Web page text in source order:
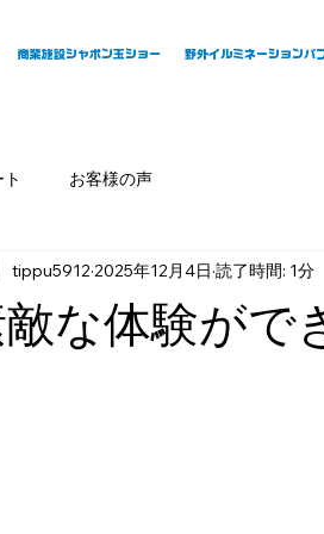
商業施設シャボン玉ショー 野外イルミネーションバ
お客様の声
な体験がで
tippu5912 2025年12月4日 読了時間: 1分